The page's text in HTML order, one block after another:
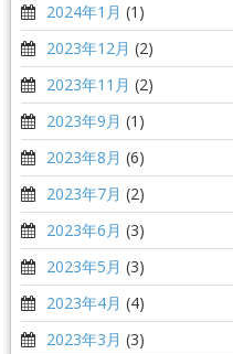
2024年1月 (1)
2023年12月 (2)
2023年11月 (2)
2023年9月 (1)
2023年8月 (6)
2023年7月 (2)
2023年6月 (3)
2023年5月 (3)
2023年4月 (4)
2023年3月 (3)